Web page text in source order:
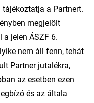
a Partnert.
megjelölt
jelen ÁSZF 6.
nem áll fenn, tehát
Partner jutalékra,
az esetben ezen
és az általa